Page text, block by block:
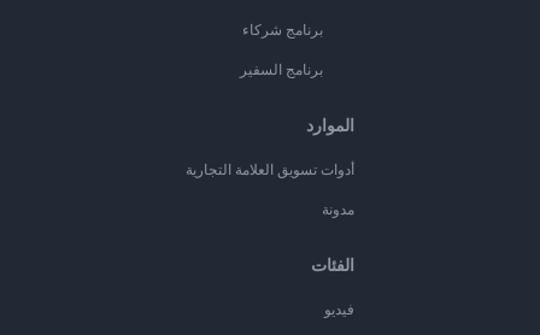
برنامج شركاء
برنامج السفير
الموارد
أدوات تسويق العلامة التجارية
مدونة
الفئات
فيديو